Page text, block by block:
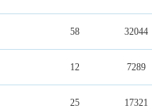
58 32044
12 7289
25 17321